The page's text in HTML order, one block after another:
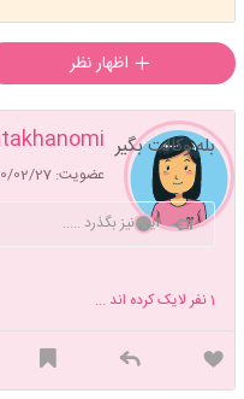
عضویت: 1400/02/27
بله وکالت بگیر
این نیز بگذرد .....
1نفر لایک کرده اند ...